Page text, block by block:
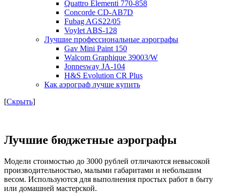
Quattro Elementi 770-858
Concorde CD-AB7D
Fubag AGS22/05
Voylet ABS-128
Лучшие профессиональные аэрографы
Gav Mini Paint 150
Walcom Graphique 39003/W
Jonnesway JA-104
H&S Evolution CR Plus
Как аэрограф лучше купить
[Скрыть]
Лучшие бюджетные аэрографы
Модели стоимостью до 3000 рублей отличаются невысокой
производительностью, малыми габаритами и небольшим
весом. Используются для выполнения простых работ в быту
или домашней мастерской.